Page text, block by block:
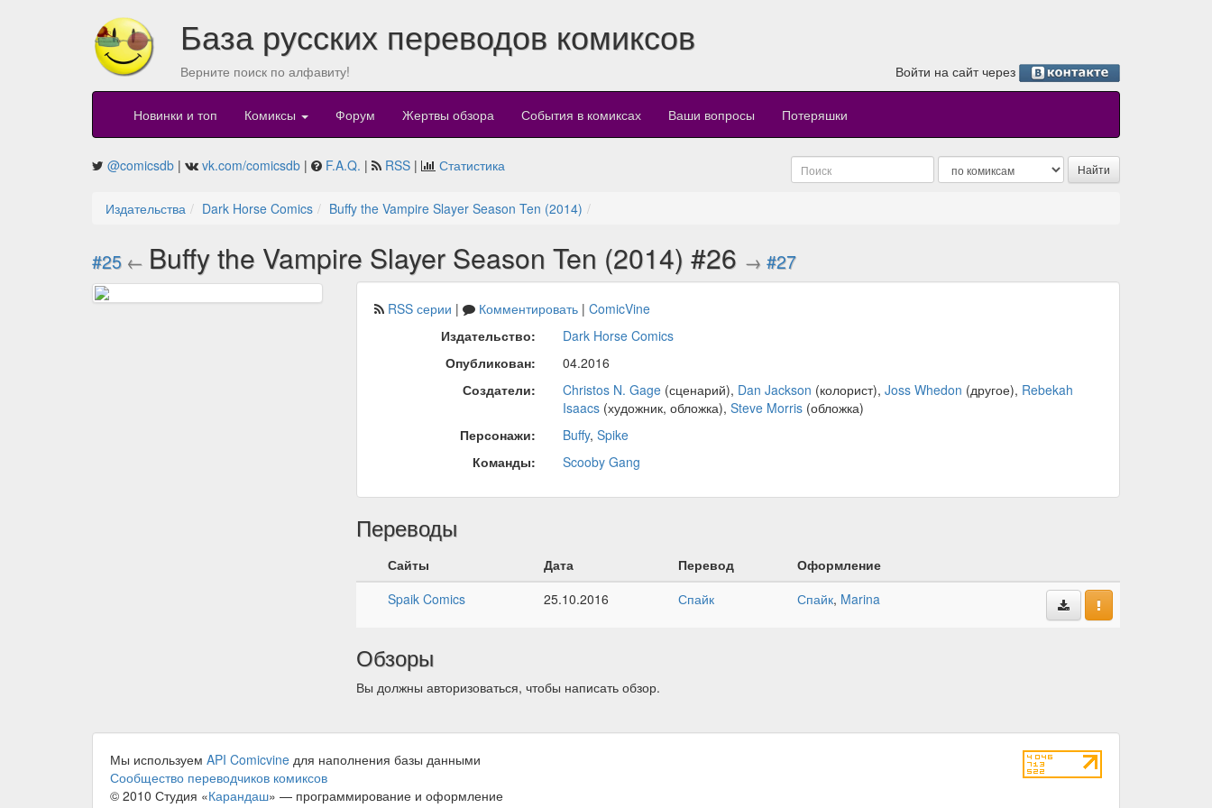
База русских переводов комиксов
Верните поиск по алфавиту! Войти на сайт через
Новинки и топ Комиксы Форум Жертвы обзора События в комиксах Ваши вопросы Потеряшки
@comicsdb | vk.com/comicsdb | F.A.Q. | RSS | Статистика
Издательства Dark Horse Comics Buffy the Vampire Slayer Season Ten (2014)
#25 ← Buffy the Vampire Slayer Season Ten (2014) #26 → #27
RSS серии | Комментировать| ComicVine
Издательство:
Dark Horse Comics
Опубликован:
04.2016
Создатели:
Christos N. Gage(сценарий), Dan Jackson (колорист), Joss Whedon (другое), Rebekah
Isaacs(художник, обложка), Steve Morris(обложка)
Персонажи:
Buffy, Spike
Команды:
Scooby Gang
Переводы
Сайты Дата Перевод
Оформление
Spaik Comics
25.10.2016 Спайк Спайк, Marina
Обзоры
Вы должны авторизоваться, чтобы написать обзор.
Мы используем API Comicvine для наполнения базы данными
Сообщество переводчиков комиксов
© 2010 Студия «Карандаш» — программирование и оформление